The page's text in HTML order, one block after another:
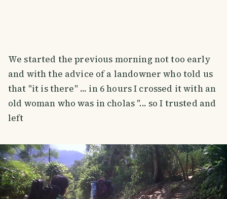
We started the previous morning not too early
and with the advice of a landowner who told us
that "it is there" ... in 6 hours I crossed it with an
old woman who was in cholas "... so I trusted and
left